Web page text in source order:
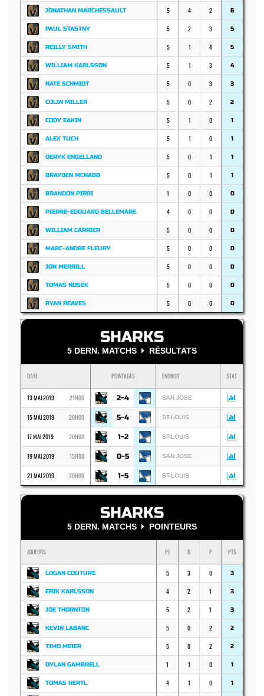
JONATHAN MARCHESSAULT 5 4 2 6
PAUL STASTNY 5 2 3 5
REILLY SMITH 5 1 4 5
WILLIAM KARLSSON 5 1 3 4
NATE SCHMIDT 5 0 3 3
COLIN MILLER 5 0 2 2
CODY EAKIN 5 1 0 1
ALEX TUCH 5 1 0 1
DERYK ENGELLAND 5 0 1 1
BRAYDEN MCNABB 5 0 1 1
BRANDON PIRRI 1 0 0 0
PIERRE-EDOUARD BELLEMARE 4 0 0 0
WILLIAM CARRIER 5 0 0 0
MARC-ANDRE FLEURY 5 0 0 0
JON MERRILL 5 0 0 0
TOMAS NOSEK 5 0 0 0
RYAN REAVES 5 0 0 0
SHARKS
5 DERN. MATCHS RÉSULTATS
DATE POINTAGES ENDROIT STAT
13 MAI 2019 21H00 2-4 SAN JOSE
15 MAI 2019 20H00 5-4 ST-LOUIS
17 MAI 2019 20H00 1-2 ST-LOUIS
19 MAI 2019 15H00 0-5 SAN JOSE
21 MAI 2019 20H00 1-5 ST-LOUIS
SHARKS
5 DERN. MATCHS POINTEURS
JOUEURS PJ B P PTS
LOGAN COUTURE 5 3 0 3
ERIK KARLSSON 4 2 1 3
JOE THORNTON 5 2 1 3
KEVIN LABANC 5 0 2 2
TIMO MEIER 5 0 2 2
DYLAN GAMBRELL 1 1 0 1
TOMAS HERTL 4 1 0 1